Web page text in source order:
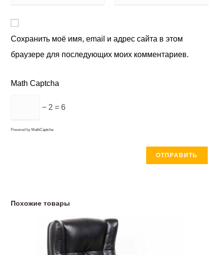
Сохранить моё имя, email и адрес сайта в этом
браузере для последующих моих комментариев.
Math Captcha
− 2 = 6
Powered by MathCaptcha
Похожие товары